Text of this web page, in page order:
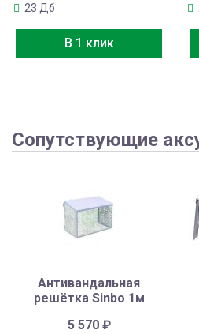
23 Дб
В 1 клик
Сопутствующие
Антивандальная
решётка Sinbo 1м
5 570 ₽